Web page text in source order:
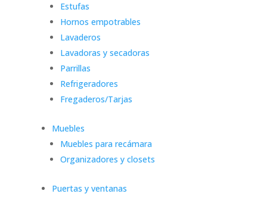
Estufas
Hornos empotrables
Lavaderos
Lavadoras y secadoras
Parrillas
Refrigeradores
Fregaderos/Tarjas
Muebles
Muebles para recámara
Organizadores y closets
Puertas y ventanas